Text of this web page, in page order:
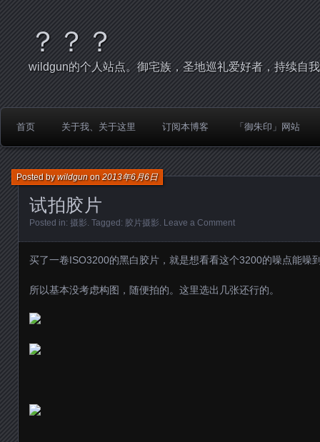
？？？
wildgun的个人站点。御宅族，圣地巡礼爱好者，持续自
首页 关于我、关于这里 订阅本博客 「御朱印」网站
试拍胶片
Posted bywildgunon2013年6月6日
Posted in: 摄影. Tagged: 胶片摄影. Leave a Comment
买了一卷ISO3200的黑白胶片，就是想看看这个3200的噪点能噪
所以基本没考虑构图，随便拍的。这里选出几张还行的。